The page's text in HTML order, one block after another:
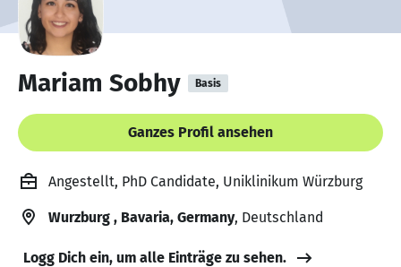
Mariam Sobhy Basis
Ganzes Profil ansehen
Angestellt, PhD Candidate, Uniklinikum Würzburg
Wurzburg , Bavaria, Germany, Deutschland
Logg Dich ein, um alle Einträge zu sehen.